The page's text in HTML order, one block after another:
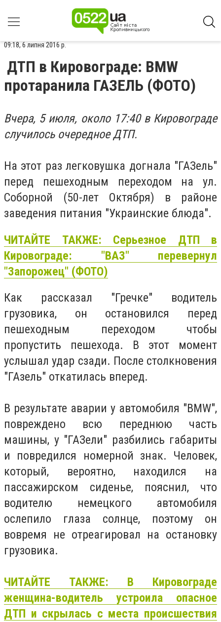
09:18, 6 липня 2016 р.
ДТП в Кировограде: BMW
протаранила ГАЗЕЛЬ (ФОТО)
Вчера, 5 июля, около 17:40 в Кировограде
случилось очередное ДТП.
На этот раз легковушка догнала "ГАЗель"
перед пешеходным переходом на ул.
Соборной (50-лет Октября) в районе
заведения питания "Украинские блюда".
ЧИТАЙТЕ ТАКЖЕ: Серьезное ДТП в
Кировограде: "ВАЗ" перевернул
"Запорожец" (ФОТО)
Как рассказал "Гречке" водитель
грузовика, он остановился перед
пешеходным переходом чтобы
пропустить пешехода. В этот момент
услышал удар сзади. После столкновения
"ГАзель" откатилась вперед.
В результате аварии у автомобиля "BMW",
повреждено всю переднюю часть
машины, у "ГАЗели" разбились габариты
и повредился номерной знак. Человек,
который, вероятно, находился на
пассажирском сиденье, пояснил, что
водителю немецкого автомобиля
ослепило глаза солнце, поэтому он
вовремя не отреагировал на остановку
грузовика.
ЧИТАЙТЕ ТАКЖЕ: В Кировограде
женщина-водитель устроила опасное
ДТП и скрылась с места происшествия